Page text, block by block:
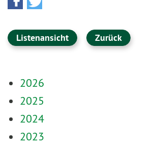
Listenansicht Zurück
2026
2025
2024
2023